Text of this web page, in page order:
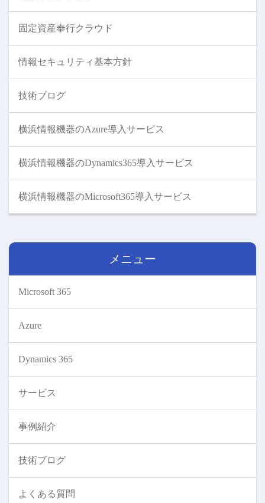
固定資産奉行クラウド
情報セキュリティ基本方針
技術ブログ
横浜情報機器のAzure導入サービス
横浜情報機器のDynamics365導入サービス
横浜情報機器のMicrosoft365導入サービス
メニュー
Microsoft 365
Azure
Dynamics 365
サービス
事例紹介
技術ブログ
よくある質問